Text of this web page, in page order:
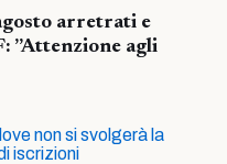
arretrati e
”Attenzione agli